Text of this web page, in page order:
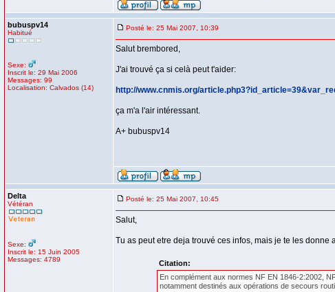
bubuspv14
Habitué
Sexe:
Inscrit le: 29 Mai 2006
Messages: 99
Localisation: Calvados (14)
Posté le: 25 Mai 2007, 10:39
Salut brembored,
J'ai trouvé ça si celà peut t'aider:
http://www.cnmis.org/
ça m'a l'air intéressant.
A+ bubuspv14
Delta
Vétéran
Sexe:
Inscrit le: 15 Juin 2005
Messages: 4789
Posté le: 25 Mai 2007, 10:45
Salut,
Tu as peut etre deja trouvé ces infos, mais je te les donne
Citation:
En complément aux normes NF EN 1846-2:2002,
notamment destinés aux opérations de secours